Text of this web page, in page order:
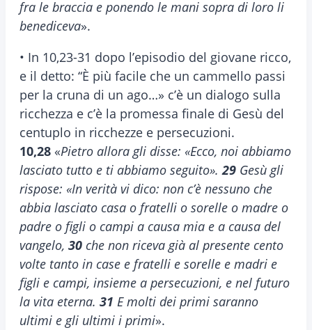
fra le braccia e ponendo le mani sopra di loro li
benediceva».
• In 10,23-31 dopo l’episodio del giovane ricco,
e il detto: “È più facile che un cammello passi
per la cruna di un ago…» c’è un dialogo sulla
ricchezza e c’è la promessa finale di Gesù del
centuplo in ricchezze e persecuzioni.
10,28 «Pietro allora gli disse: «Ecco, noi abbiamo
lasciato tutto e ti abbiamo seguito».29 Gesù gli
rispose: «In verità vi dico: non c’è nessuno che
abbia lasciato casa o fratelli o sorelle o madre o
padre o figli o campi a causa mia e a causa del
vangelo, 30 che non riceva già al presente cento
volte tanto in case e fratelli e sorelle e madri e
figli e campi, insieme a persecuzioni, e nel futuro
la vita eterna. 31 E molti dei primi saranno
ultimi e gli ultimi i primi».